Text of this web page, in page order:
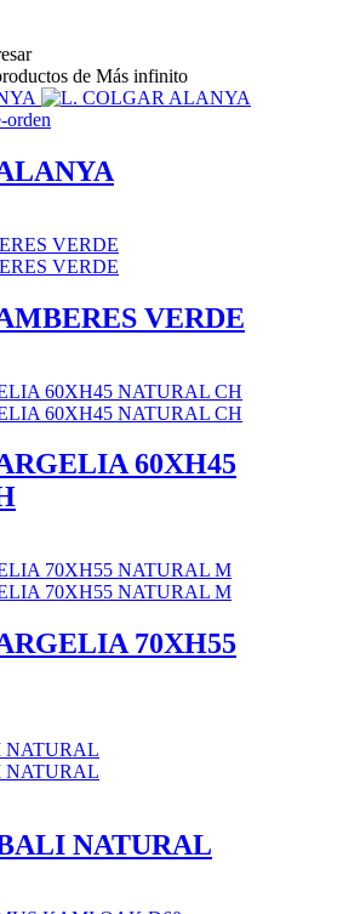
VERDE
60XH45
70XH55
NATURAL